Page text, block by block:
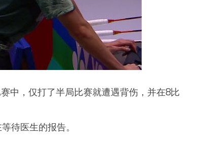
中，仅打了半局比赛就遭遇背伤，并在8比
待医生的报告。